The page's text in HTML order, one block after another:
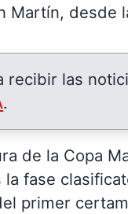
Martín, desde
recibir las
.
de la Copa
la fase
primer